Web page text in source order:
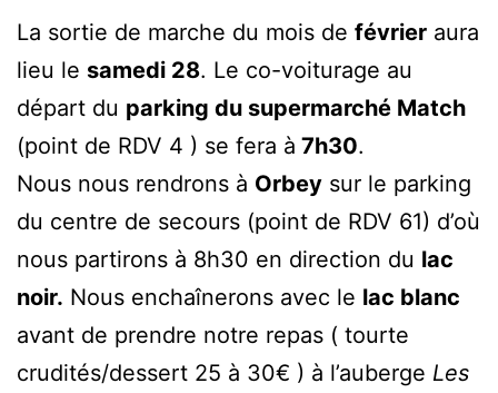
La sortie de marche du mois de février aura
lieu le samedi 28. Le co-voiturage au
départ du parking du supermarché Match
(point de RDV 4 ) se fera à 7h30.
Nous nous rendrons à Orbey sur le parking
du centre de secours (point de RDV 61) d’où
nous partirons à 8h30 en direction du lac
noir. Nous enchaînerons avec le lac blanc
avant de prendre notre repas ( tourte
crudités/dessert 25 à 30€ ) à l’auberge Les